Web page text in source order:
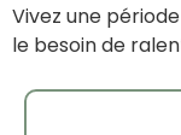
Vivez une
le besoin de